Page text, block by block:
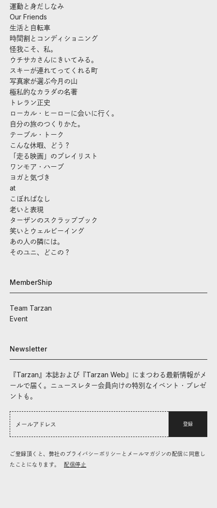
運動と身だしなみ
Our Friends
生活と自転車
時間割とコンディショニング
怪我こそ、私。
ウチサカさんにきいてみる。
スキーが連れてってくれる町
写真家が選ぶ今月の山
極私的なカラダの名著
トレラン正史
ローカル・ヒーローに会いに行く。
自分の旅のつくりかた。
テーブル・トーク
こんな休暇、どう？
「走る映画」のプレイリスト
ワンモア・ハーブ
ヨガと気づき
at
こぼればなし
老いと表現
ターザンのスクラップブック
笑いとウェルビーイング
あの人の隣には。
そのユニ、どこの？
MemberShip
Team Tarzan
Event
Newsletter
『Tarzan』本誌および『Tarzan Web』にまつわる最新情報がメ
ールで届く。ニュースレター会員向けの特別なイベント・プレゼ
ントも。
登録
ご登録頂くと、弊社のプライバシーポリシーとメールマガジンの配信に同意し
たことになります。
配信停止